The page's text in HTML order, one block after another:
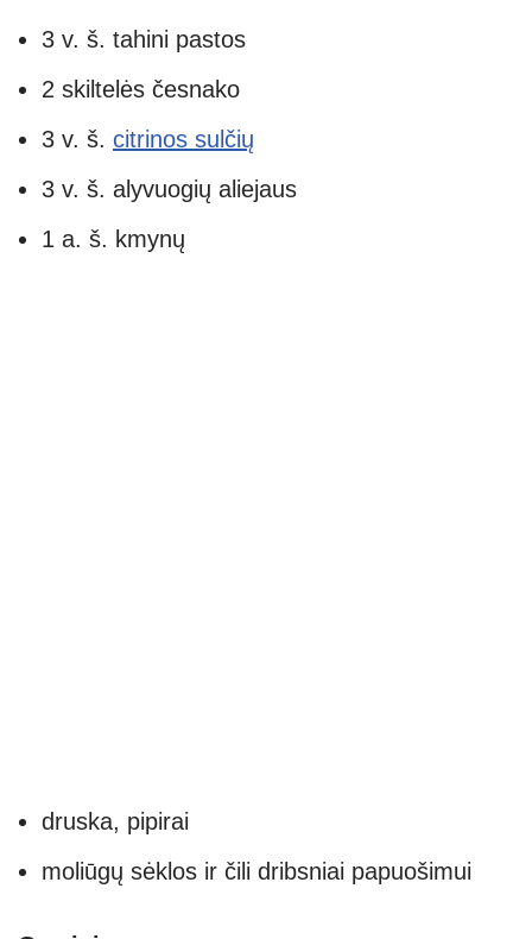
3 v. š. tahini pastos
2 skiltelės česnako
3 v. š. citrinos sulčių
3 v. š. alyvuogių aliejaus
1 a. š. kmynų
druska, pipirai
moliūgų sėklos ir čili dribsniai papuošimui